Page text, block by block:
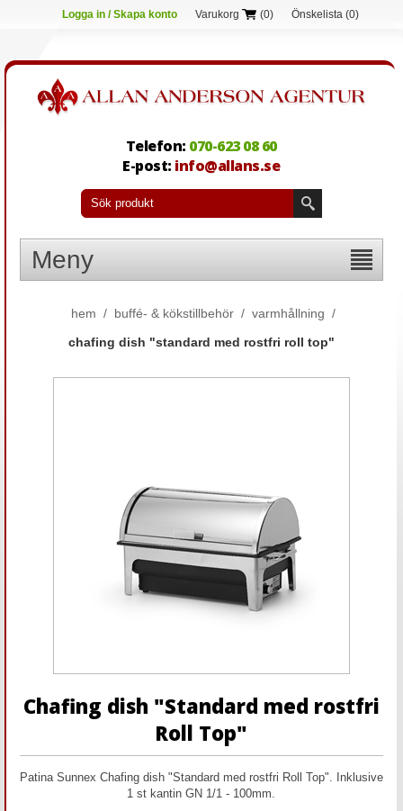
Logga in / Skapa konto Varukorg (0) Önskelista (0)
Telefon: 070-623 08 60
E-post: info@allans.se
Meny
hem / buffé- & kökstillbehör / varmhållning /
chafing dish "standard med rostfri roll top"
Chafing dish "Standard med rostfri
Roll Top"
Patina Sunnex Chafing dish "Standard med rostfri Roll Top". Inklusive
1 st kantin GN 1/1 - 100mm.